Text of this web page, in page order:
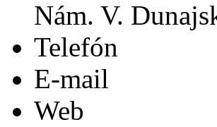
Nám. V.
Telefón
E-mail
Web